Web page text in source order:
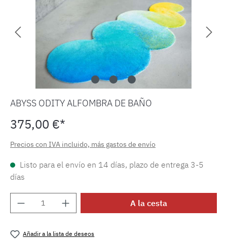
ABYSS ODITY ALFOMBRA DE BAÑO
375,00 €*
Precios con IVA incluido, más gastos de envío
Listo para el envío en 14 días, plazo de entrega 3-5
días
Cantidad del producto: introduce la
A la cesta
Añadir a la lista de deseos